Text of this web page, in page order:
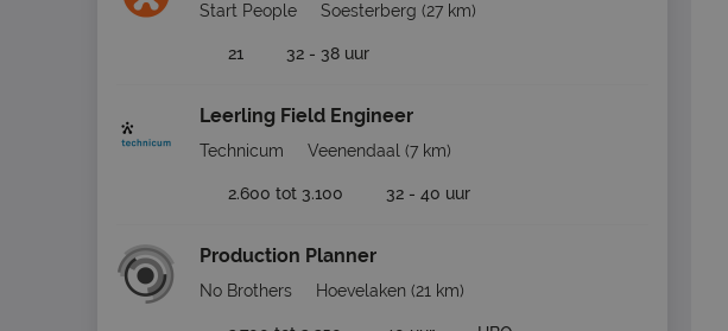
Start People Soesterberg (27 km)
21 32 - 38 uur
Leerling Field Engineer
Technicum Veenendaal (7 km)
2.600 tot 3.100 32 - 40 uur
Production Planner
No Brothers Hoevelaken (21 km)